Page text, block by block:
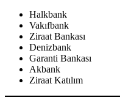
Halkbank
Vakıfbank
Ziraat Bankası
Denizbank
Garanti Bankası
Akbank
Ziraat Katılım